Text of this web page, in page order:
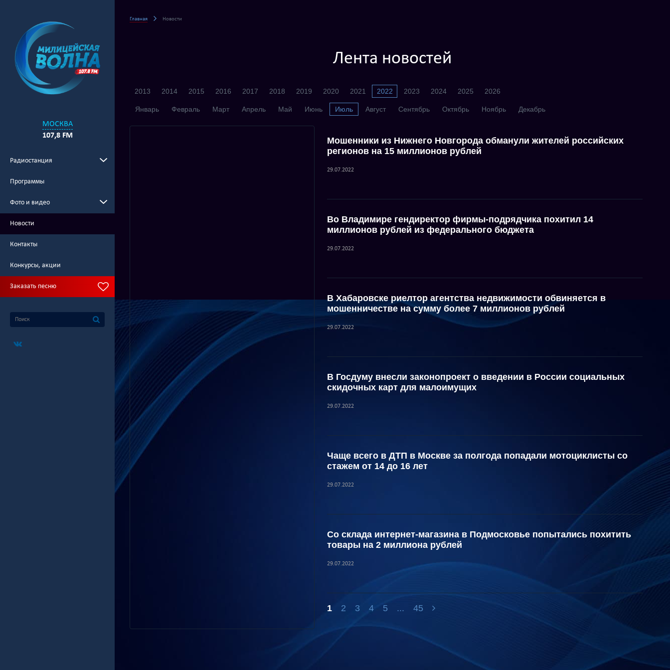
МОСКВА
107,8 FM
Радиостанция
Программы
Фото и видео
Новости
Контакты
Конкурсы, акции
Заказать песню
Главная Новости
Лента новостей
2013 2014 2015 2016 2017 2018 2019 2020 2021 2022 2023 2024 2025 2026
Январь Февраль Март Апрель Май Июнь Июль Август Сентябрь Октябрь Ноябрь Декабрь
Мошенники из Нижнего Новгорода обманули жителей российских
регионов на 15 миллионов рублей
29.07.2022
Во Владимире гендиректор фирмы-подрядчика похитил 14
миллионов рублей из федерального бюджета
29.07.2022
В Хабаровске риелтор агентства недвижимости обвиняется в
мошенничестве на сумму более 7 миллионов рублей
29.07.2022
В Госдуму внесли законопроект о введении в России социальных
скидочных карт для малоимущих
29.07.2022
Чаще всего в ДТП в Москве за полгода попадали мотоциклисты со
стажем от 14 до 16 лет
29.07.2022
Со склада интернет-магазина в Подмосковье попытались похитить
товары на 2 миллиона рублей
29.07.2022
1 2 3 4 5 ... 45